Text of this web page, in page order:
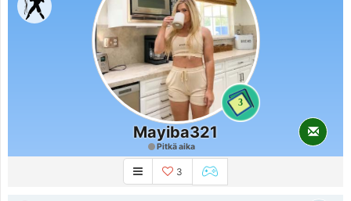
3
Mayiba321
Pitkä aika
3